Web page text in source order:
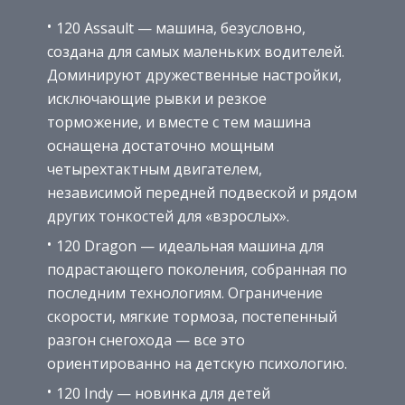
120 Assault — машина, безусловно,
создана для самых маленьких водителей.
Доминируют дружественные настройки,
исключающие рывки и резкое
торможение, и вместе с тем машина
оснащена достаточно мощным
четырехтактным двигателем,
независимой передней подвеской и рядом
других тонкостей для «взрослых».
120 Dragon — идеальная машина для
подрастающего поколения, собранная по
последним технологиям. Ограничение
скорости, мягкие тормоза, постепенный
разгон снегохода — все это
ориентированно на детскую психологию.
120 Indy — новинка для детей